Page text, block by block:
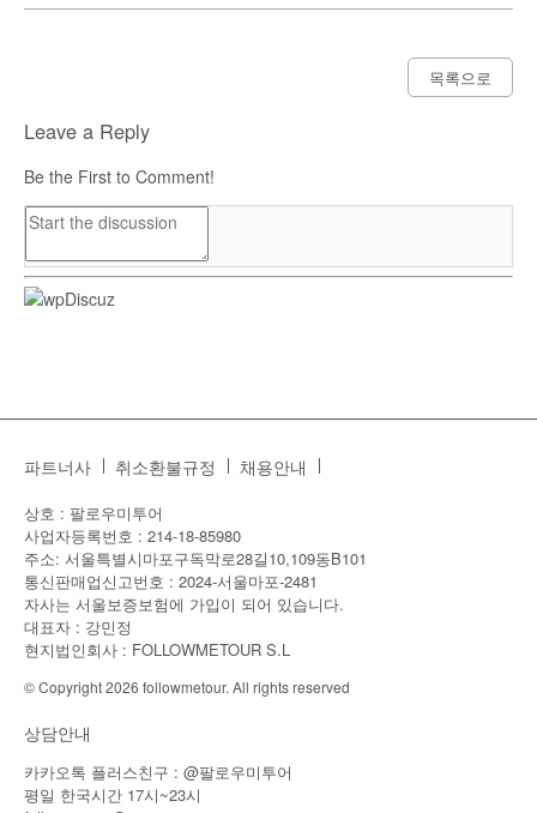
목록으로
Leave a Reply
Be the First to Comment!
파트너사 취소환불규정 채용안내
상호 : 팔로우미투어
사업자등록번호 : 214-18-85980
주소: 서울특별시마포구독막로28길10,109동B101
통신판매업신고번호 : 2024-서울마포-2481
자사는 서울보증보험에 가입이 되어 있습니다.
대표자 : 강민정
현지법인회사 : FOLLOWMETOUR S.L
© Copyright 2026 followmetour. All rights reserved
상담안내
카카오톡 플러스친구 : @팔로우미투어
평일 한국시간 17시~23시